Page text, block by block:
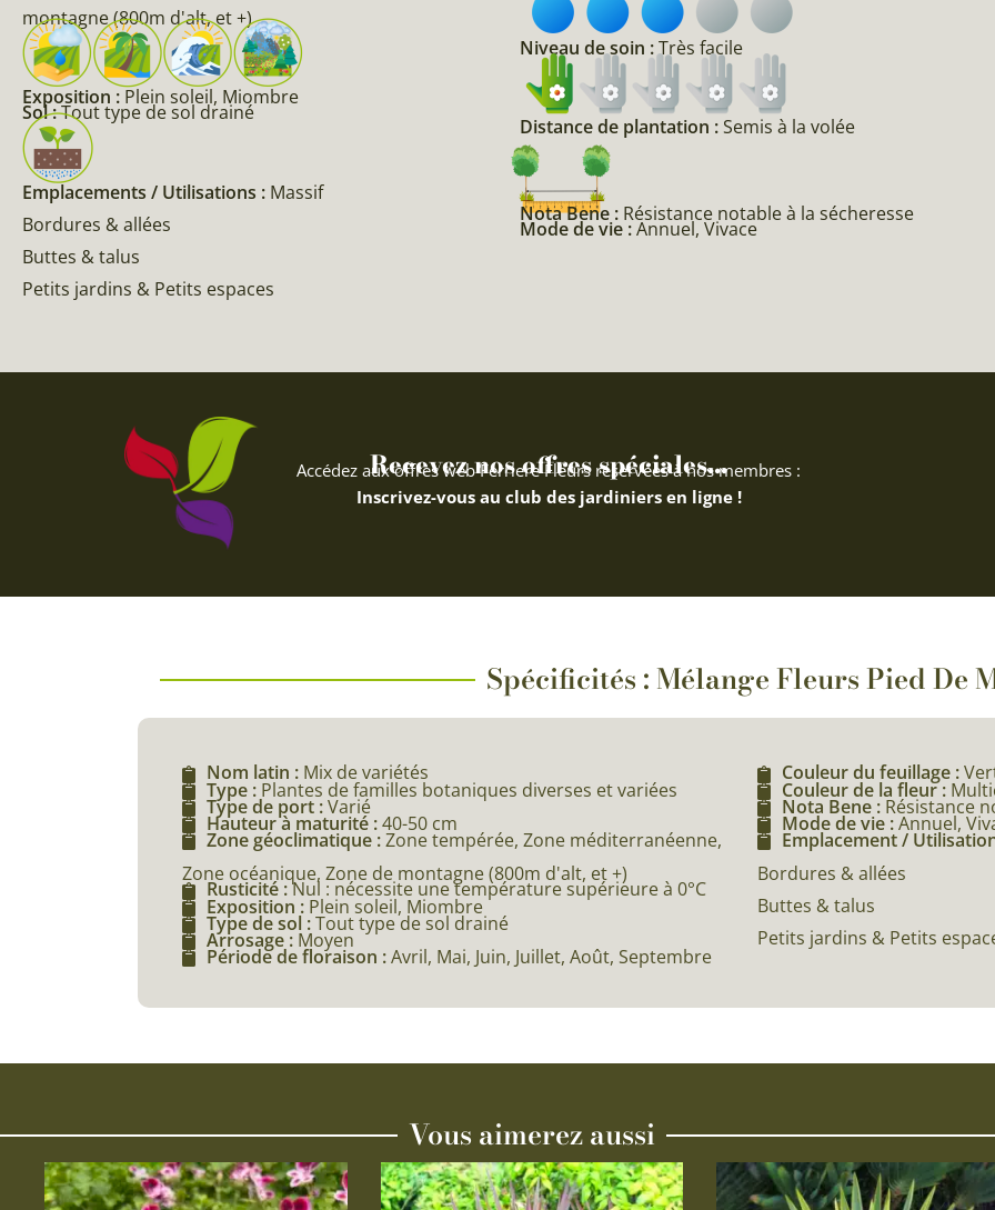
montagne (800m d'alt, et +)
Exposition : Plein soleil, Miombre
Sol :Tout type de sol drainé
Emplacements / Utilisations : Massif
Bordures & allées
Buttes & talus
Petits jardins & Petits espaces
Niveau de soin :Très facile
Distance de plantation :Semis à la volée
Nota Bene : Résistance notable à la sécheresse
Mode de vie :Annuel, Vivace
Recevez nos offres spéciales...
Accédez aux offres web Ferriere Fleurs réservées à nos membres :
Inscrivez-vous au club des jardiniers en ligne !
Spécificités : Mélange Fleurs Pied De
Nom latin : Mix de variétés
Type : Plantes de familles botaniques diverses et variées
Type de port :Varié
Hauteur à maturité :40-50 cm
Zone géoclimatique :Zone tempérée, Zone méditerranéenne,
Zone océanique, Zone de montagne (800m d'alt, et +)
Rusticité :Nul : nécessite une température supérieure à 0°C
Exposition : Plein soleil, Miombre
Type de sol :Tout type de sol drainé
Arrosage : Moyen
Période de floraison :Avril, Mai, Juin, Juillet, Août, Septembre
Couleur du feuillage :
Couleur de la fleur :
Nota Bene : Résistance
Mode de vie :Annuel,
Emplacement /
Bordures & allées
Buttes & talus
Petits jardins & Petits
Vous aimerez aussi
Ce